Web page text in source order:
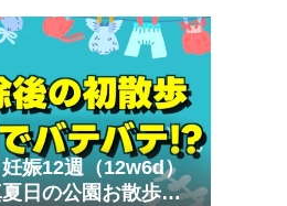
娠12週（12w6d）
日の公園お散歩で